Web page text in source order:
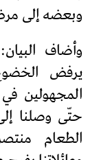
وبعضه إلى
يرفض
المجهولين
حتّى وصلنا
الطعام